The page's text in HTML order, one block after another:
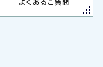
よくあるご質問